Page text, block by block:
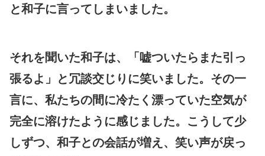
と和子に言ってしまいました。
それを聞いた和子は、「嘘ついたらまた引っ
張るよ」と冗談交じりに笑いました。その一
言に、私たちの間に冷たく漂っていた空気が
完全に溶けたように感じました。こうして少
しずつ、和子との会話が増え、笑い声が戻っ